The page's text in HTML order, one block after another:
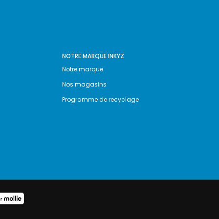
NOTRE MARQUE INKYZ
Notre marque
Nos magasins
Programme de recyclage